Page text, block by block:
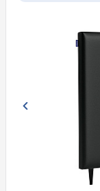
Imagem anterior